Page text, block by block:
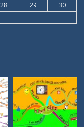
28 29
30